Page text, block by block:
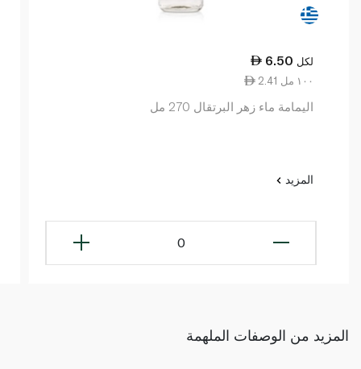
6.50 لكل
2.41 ١٠٠ مل
اليمامة ماء زهر البرتقال 270 مل
المزيد
0
المزيد من الوصفات الملهمة